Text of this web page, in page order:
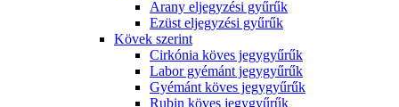
Arany eljegyzési gyűrűk
Ezüst eljegyzési gyűrűk
Kövek szerint
Cirkónia köves jegygyűrűk
Labor gyémánt jegygyűrűk
Gyémánt köves jegygyűrűk
Rubin köves jegygyűrűk